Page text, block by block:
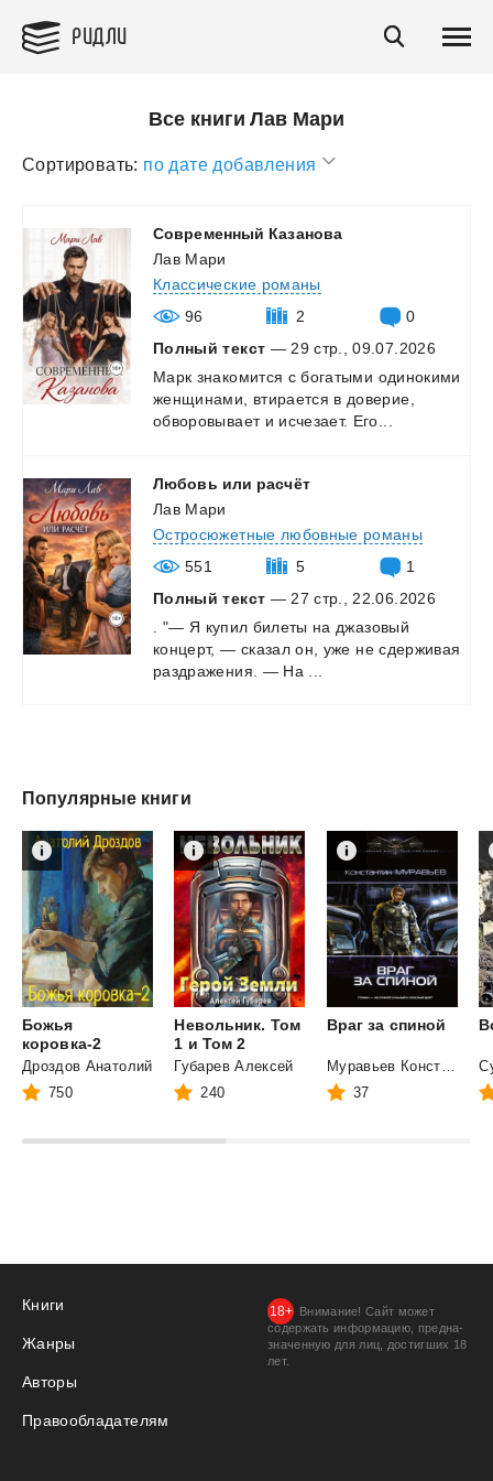
РИДЛИ
Все книги Лав Мари
Сортировать: по дате добавления
Современный Казанова
Лав Мари
Классические романы
96
2
0
Полный текст — 29 стр., 09.07.2026
Марк знакомится с богатыми одинокими
женщинами,
втирается в доверие,
обворовывает и исчезает. Его...
Любовь или расчёт
Лав Мари
Остросюжетные любовные романы
551
5
1
Полный текст — 27 стр., 22.06.2026
"— Я купил билеты на джазовый
концерт, — сказал он, уже не сдерживая
раздражения.
— На
Популярные книги
Божья
коровка-2
Дроздов Анатолий
750
Невольник. Том
1 и Том 2
Губарев Алексей
240
Враг за спиной
37
Книги
Жанры
Авторы
Правообладателям
Внимание! Сайт может
содержать информацию, предна­
значенную для лиц, дости­гших 18
лет.